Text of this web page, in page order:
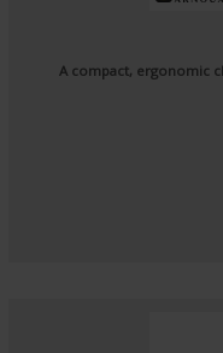
A compact, ergonomic